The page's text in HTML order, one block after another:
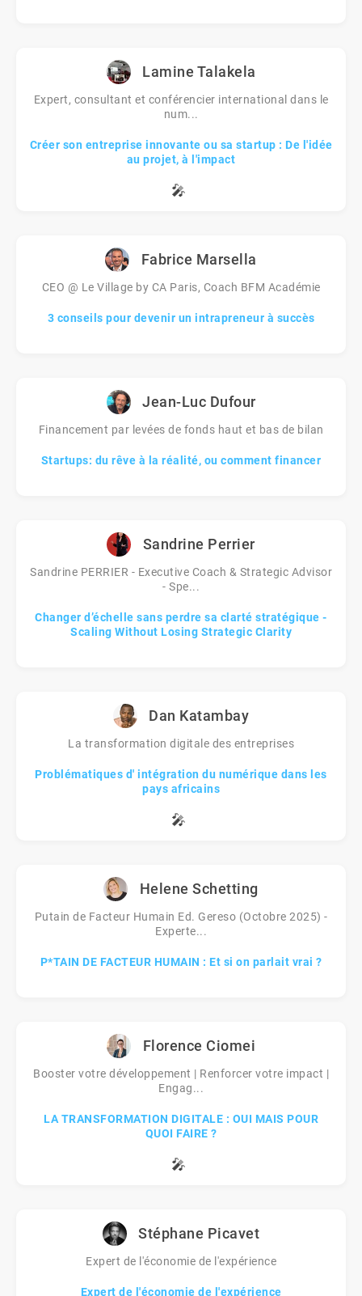
Lamine Talakela
Expert, consultant et conférencier international dans le
num...
Créer son entreprise innovante ou sa startup : De l'idée
au projet, à l'impact
🎤
Fabrice Marsella
CEO @ Le Village by CA Paris, Coach BFM Académie
3 conseils pour devenir un intrapreneur à succès
Jean-Luc Dufour
Financement par levées de fonds haut et bas de bilan
Startups: du rêve à la réalité, ou comment financer
Sandrine Perrier
Sandrine PERRIER - Executive Coach & Strategic Advisor
- Spe...
Changer d’échelle sans perdre sa clarté stratégique -
Scaling Without Losing Strategic Clarity
Dan Katambay
La transformation digitale des entreprises
Problématiques d' intégration du numérique dans les
pays africains
🎤
Helene Schetting
Putain de Facteur Humain Ed. Gereso (Octobre 2025) -
Experte...
P*TAIN DE FACTEUR HUMAIN : Et si on parlait vrai ?
Florence Ciomei
Booster votre développement | Renforcer votre impact |
Engag...
LA TRANSFORMATION DIGITALE : OUI MAIS POUR
QUOI FAIRE ?
🎤
Stéphane Picavet
Expert de l'économie de l'expérience
Expert de l'économie de l'expérience